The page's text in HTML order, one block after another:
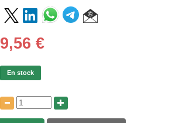
9,56 €
En stock